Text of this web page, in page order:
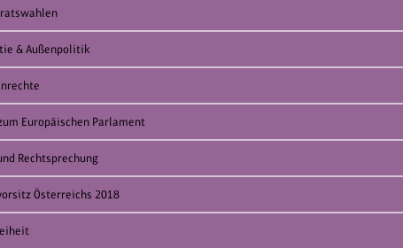
& Außenpolitik
Europäischen Parlament
Rechtsprechung
Österreichs 2018